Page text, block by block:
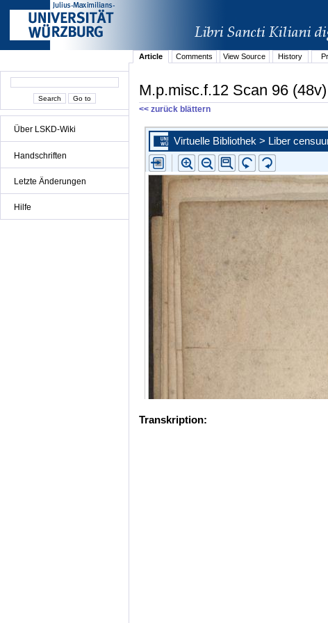
Über LSKD-Wiki
Handschriften
Letzte Änderungen
Hilfe
Article
Comments View Source History
M.p.misc.f.12 Scan 96 (48v)
<< zurück blättern
Transkription: